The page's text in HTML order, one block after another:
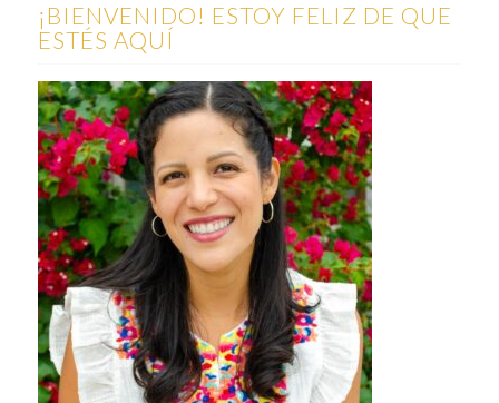
¡BIENVENIDO! ESTOY FELIZ DE QUE
ESTÉS AQUÍ